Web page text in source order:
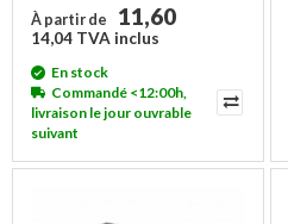
À partir de 11,60
14,04 TVA inclus
En stock
Commandé <12:00h,
livraison le jour ouvrable
suivant